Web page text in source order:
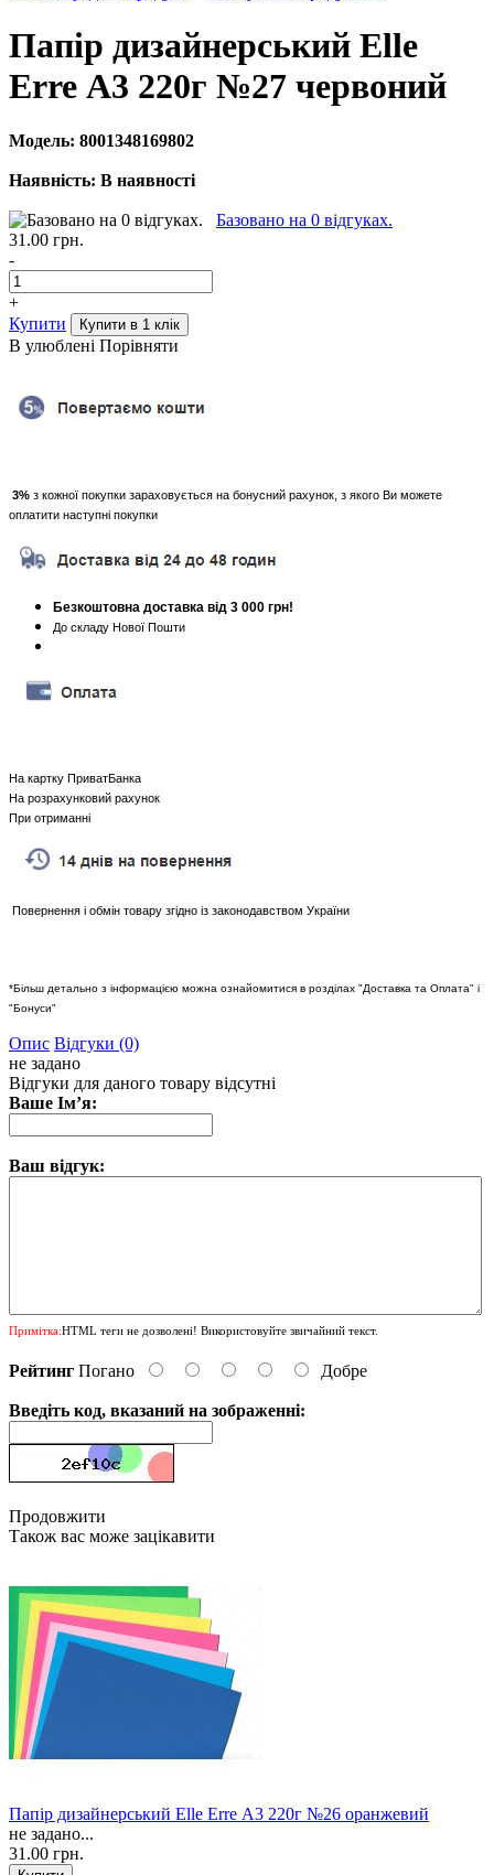
Папір дизайнерський Elle
Erre А3 220г №27 червоний
Модель: 8001348169802
Наявність: В наявності
Базовано на 0 відгуках.
31.00 грн.
-
+
Купити
В улюблені Порівняти
3% з кожної покупки зараховується на бонусний рахунок, з якого Ви можете
оплатити наступні покупки
Безкоштовна доставка від 3 000 грн!
До складу Нової Пошти
На картку ПриватБанка
На розрахунковий рахунок
При отриманні
Повернення і обмін товару згідно із законодавством України
*Більш детально з інформацією можна ознайомитися в розділах "Доставка та Оплата" і
"Бонуси"
Опис Відгуки (0)
не задано
Відгуки для даного товару відсутні
Ваше Ім’я:
Ваш відгук:
Примітка:HTML теги не дозволені! Використовуйте звичайний текст.
Рейтинг Погано Добре
Введіть код, вказаний на зображенні:
Продовжити
Також вас може зацікавити
Папір дизайнерський Elle Erre А3 220г №26 оранжевий
не задано...
31.00 грн.